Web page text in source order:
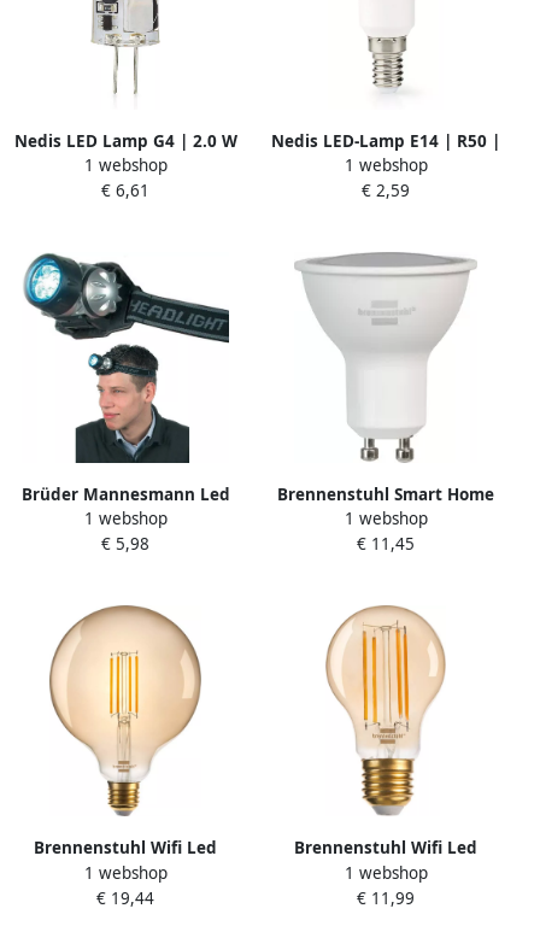
Nedis LED Lamp G4 | 2.0 W
| 200 lm | 3000 K | Warm
Wit | Aantal lampen in
1 webshop
€ 6,61
Nedis LED-Lamp E14 | R50 |
2.8 W | 250 lm | 2700 K |
Warm Wit | Doorzichtig | 1
1 webshop
€ 2,59
Brüder Mannesmann Led
lamp met hoofdbeugel
(Hobby) 30640
1 webshop
€ 5,98
Brennenstuhl Smart Home
Led Lamp Gu10 4 5W 370Lm
1173780000
1 webshop
€ 11,45
Brennenstuhl Wifi Led
Lamp Globe 4 9W 490Lm
E27 2200K 1294870271
1 webshop
€ 19,44
Brennenstuhl Wifi Led
Lamp Standaard 4 9W
490Lm E27 2200K
1 webshop
€ 11,99